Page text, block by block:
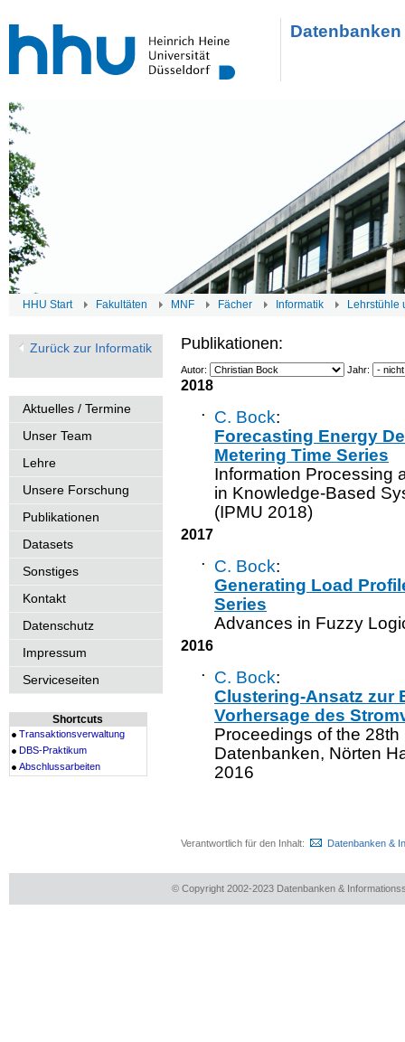
HHU Start Fakultäten MNF Fächer Informatik Lehrstühle
Zurück zur Informatik
Aktuelles / Termine
Unser Team
Lehre
Unsere Forschung
Publikationen
Datasets
Sonstiges
Kontakt
Datenschutz
Impressum
Serviceseiten
Shortcuts
Transaktionsverwaltung
DBS-Praktikum
Abschlussarbeiten
Publikationen:
Autor: Jahr:
2018
· C. Bock:
Forecasting Energy
Metering Time Series
Information Processing
in Knowledge-Based
(IPMU 2018)
2017
· C. Bock:
Generating Load
Series
Advances in Fuzzy
2016
· C. Bock:
Clustering-Ansatz zur
Vorhersage des
Proceedings of the
Datenbanken, Nörten
2016
Verantwortlich für den Inhalt: Datenbanken &
© Copyright 2002-2023 Datenbanken &